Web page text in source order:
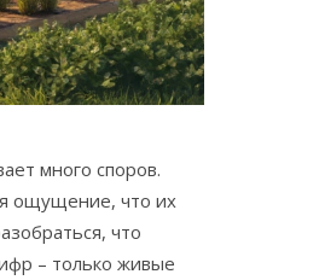
много споров.
ощущение, что их
что
– только живые